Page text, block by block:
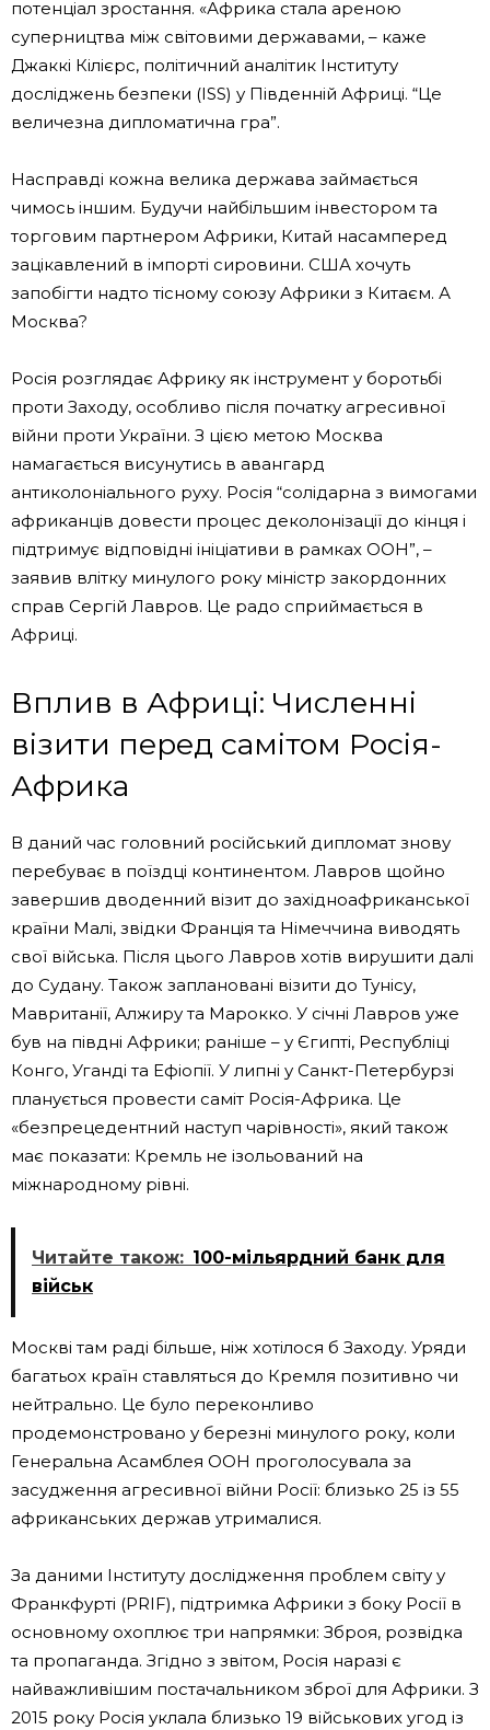
потенціал зростання. «Африка стала ареною
суперництва між світовими державами, – каже
Джаккі Кілієрс, політичний аналітик Інституту
досліджень безпеки (ISS) у Південній Африці. “Це
величезна дипломатична гра”.
Насправді кожна велика держава займається
чимось іншим. Будучи найбільшим інвестором та
торговим партнером Африки, Китай насамперед
зацікавлений в імпорті сировини. США хочуть
запобігти надто тісному союзу Африки з Китаєм. А
Москва?
Росія розглядає Африку як інструмент у боротьбі
проти Заходу, особливо після початку агресивної
війни проти України. З цією метою Москва
намагається висунутись в авангард
антиколоніального руху. Росія “солідарна з вимогами
африканців довести процес деколонізації до кінця і
підтримує відповідні ініціативи в рамках ООН”, –
заявив влітку минулого року міністр закордонних
справ Сергій Лавров. Це радо сприймається в
Африці.
Вплив в Африці: Численні
візити перед самітом Росія-
Африка
В даний час головний російський дипломат знову
перебуває в поїздці континентом. Лавров щойно
завершив дводенний візит до західноафриканської
країни Малі, звідки Франція та Німеччина виводять
свої війська. Після цього Лавров хотів вирушити далі
до Судану. Також заплановані візити до Тунісу,
Мавританії, Алжиру та Марокко. У січні Лавров уже
був на півдні Африки; раніше – у Єгипті, Республіці
Конго, Уганді та Ефіопії. У липні у Санкт-Петербурзі
планується провести саміт Росія-Африка. Це
«безпрецедентний наступ чарівності», який також
має показати: Кремль не ізольований на
міжнародному рівні.
Читайте також: 100-мільярдний банк для
військ
Москві там раді більше, ніж хотілося б Заходу. Уряди
багатьох країн ставляться до Кремля позитивно чи
нейтрально. Це було переконливо
продемонстровано у березні минулого року, коли
Генеральна Асамблея ООН проголосувала за
засудження агресивної війни Росії: близько 25 із 55
африканських держав утрималися.
За даними Інституту дослідження проблем світу у
Франкфурті (PRIF), підтримка Африки з боку Росії в
основному охоплює три напрямки: Зброя, розвідка
та пропаганда. Згідно з звітом, Росія наразі є
найважливішим постачальником зброї для Африки. З
2015 року Росія уклала близько 19 військових угод із